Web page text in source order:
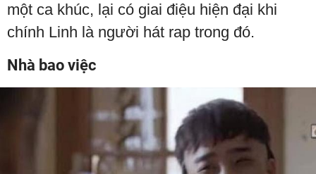
một ca khúc, lại có giai điệu hiện đại khi
chính Linh là người hát rap trong đó.
Nhà bao việc